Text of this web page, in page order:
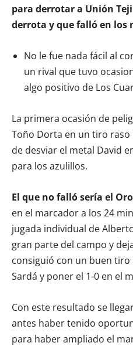
para derrotar a Unión
derrota y que falló en los
No le fue nada fácil al
un rival que tuvo
algo positivo de Los
La primera ocasión de
Toño Dorta en un tiro raso
de desviar el metal David
para los azulillos.
El que no falló sería el
en el marcador a los 24
jugada individual de
gran parte del campo y
consiguió con un buen tiro
Sardá y poner el 1-0 en el
Con este resultado se
antes haber tenido
para haber ampliado el